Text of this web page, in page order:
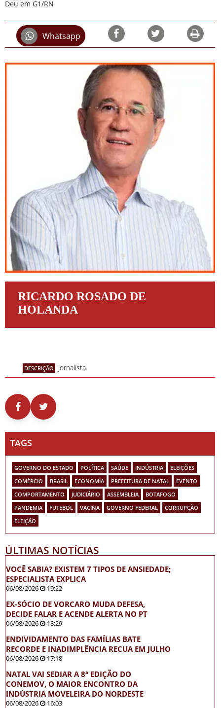
Deu em G1/RN
Whatsapp
RICARDO ROSADO DE
HOLANDA
DESCRIÇÃO Jornalista
TAGS
GOVERNO DO ESTADO POLÍTICA SAÚDE INDÚSTRIA
ELEIÇÕES
COMÉRCIO
BRASIL ECONOMIA PREFEITURA DE NATAL
EVENTO
COMPORTAMENTO
JUDICIÁRIO ASSEMBLEIA
BOTAFOGO
PANDEMIA
FUTEBOL VACINA GOVERNO FEDERAL
CORRUPÇÃO
ELEIÇÃO
ÚLTIMAS NOTÍCIAS
VOCÊ SABIA? EXISTEM 7 TIPOS DE ANSIEDADE;
ESPECIALISTA EXPLICA
06/08/2026 19:22
EX-SÓCIO DE VORCARO MUDA DEFESA,
DECIDE FALAR E ACENDE ALERTA NO PT
06/08/2026 18:29
ENDIVIDAMENTO DAS FAMÍLIAS BATE
RECORDE E INADIMPLÊNCIA RECUA EM JULHO
06/08/2026 17:18
NATAL VAI SEDIAR A 8ª EDIÇÃO DO
CONEMOV, O MAIOR ENCONTRO DA
INDÚSTRIA MOVELEIRA DO NORDESTE
06/08/2026 16:03